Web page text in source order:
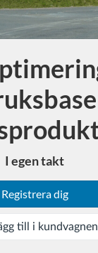
I egen takt
Registrera dig
till i kundvagnen